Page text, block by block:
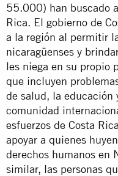
55.000) han buscado
Rica. El gobierno de
a la región al permitir
nicaragüenses y
les niega en su propio
que incluyen
de salud, la educación
comunidad
esfuerzos de Costa
apoyar a quienes
derechos humanos en
similar, las personas